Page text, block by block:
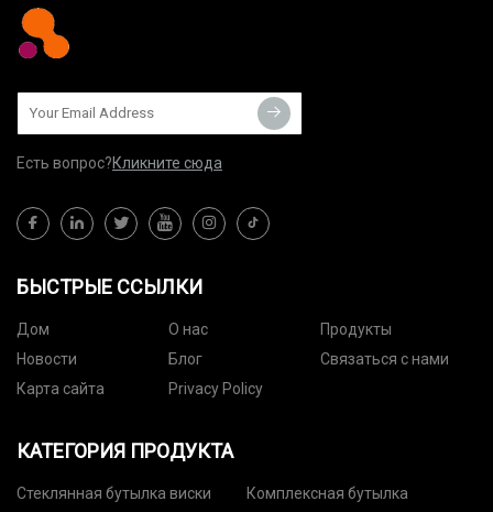
Есть вопрос?Кликните сюда
БЫСТРЫЕ ССЫЛКИ
Дом О нас
Продукты
Новости
Блог
Связаться с нами
Карта сайта
Privacy Policy
КАТЕГОРИЯ ПРОДУКТА
Стеклянная бутылка виски
Комплексная бутылка